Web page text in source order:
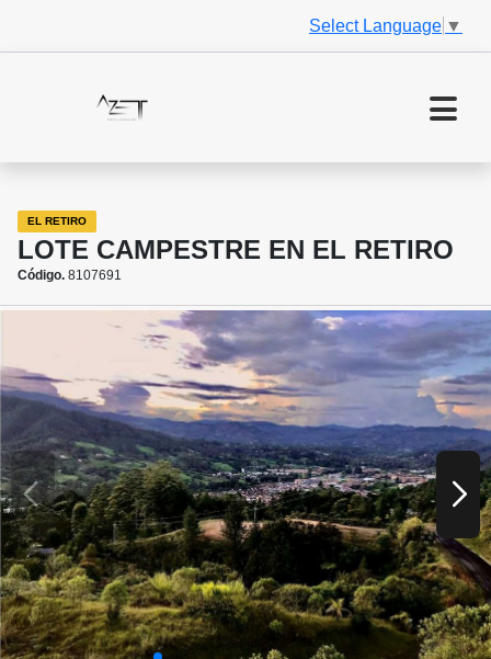
Select Language ▼
EL RETIRO
LOTE CAMPESTRE EN EL RETIRO
Código. 8107691